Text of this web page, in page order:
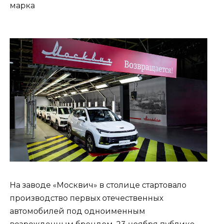
марка
На заводе «Москвич» в столице стартовало
производство первых отечественных
автомобилей под одноименным